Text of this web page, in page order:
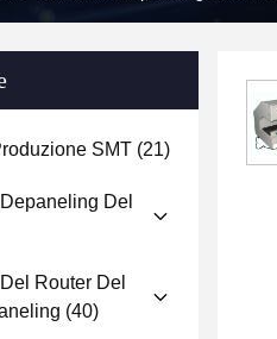
SMT (21)
Del
Router Del
(40)